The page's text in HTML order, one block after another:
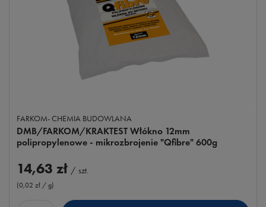
FARKOM- CHEMIA BUDOWLANA
DMB/FARKOM/KRAKTEST Włókno 12mm
polipropylenowe - mikrozbrojenie "Qfibre" 600g
14,63 zł / szt.
(0,02 zł / g)